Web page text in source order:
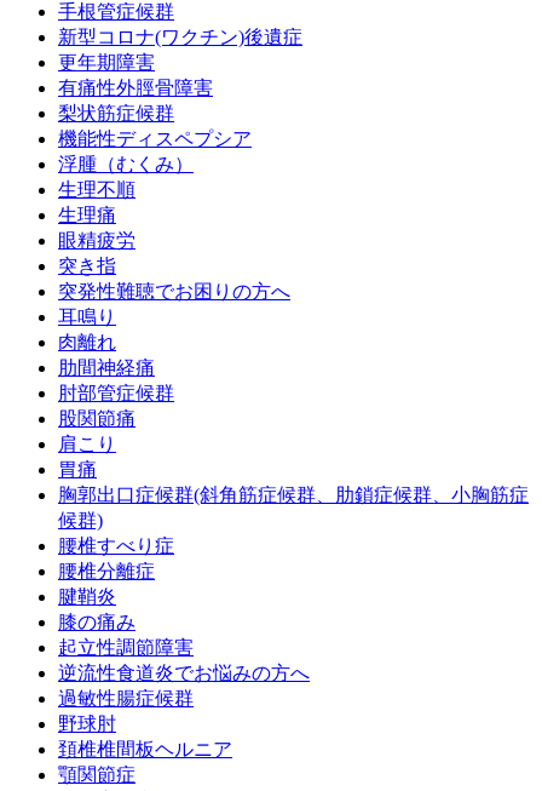
手根管症候群
新型コロナ(ワクチン)後遺症
更年期障害
有痛性外脛骨障害
梨状筋症候群
機能性ディスペプシア
浮腫（むくみ）
生理不順
生理痛
眼精疲労
突き指
突発性難聴でお困りの方へ
耳鳴り
肉離れ
肋間神経痛
肘部管症候群
股関節痛
肩こり
胃痛
胸郭出口症候群(斜角筋症候群、肋鎖症候群、小胸筋症
候群)
腰椎すべり症
腰椎分離症
腱鞘炎
膝の痛み
起立性調節障害
逆流性食道炎でお悩みの方へ
過敏性腸症候群
野球肘
頚椎椎間板ヘルニア
顎関節症